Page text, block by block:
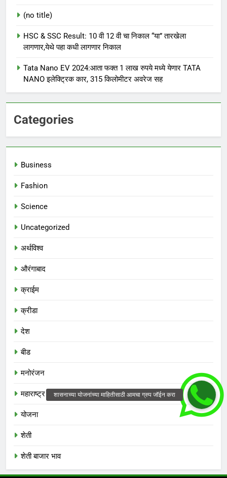
(no title)
HSC & SSC Result: 10 वी 12 वी चा निकाल “या” तारखेला
लागणार,येथे पहा कधी लागणार निकाल
Tata Nano EV 2024:आता फक्त 1 लाख रुपये मध्ये येणार TATA
NANO इलेक्ट्रिक कार, 315 किलोमीटर अवरेज सह
Categories
Business
Fashion
Science
Uncategorized
अर्थविश्व
औरंगाबाद
क्राईम
क्रीडा
देश
बीड
मनोरंजन
महाराष्ट्र
योजना
शेती
शेती बाजार भाव